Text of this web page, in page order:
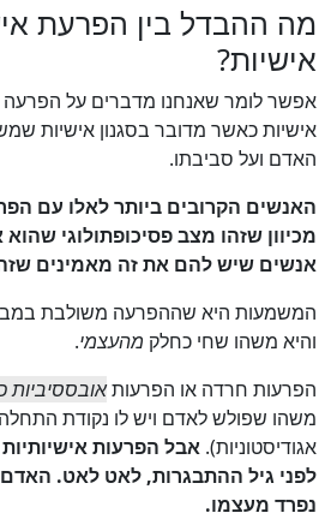
מה ההבדל בין הפרעת
אישיות?
אפשר לומר שאנחנו מדברים על הפרעה
אישיות כאשר מדובר בסגנון אישיות
האדם ועל סביבתו.
האנשים הקרובים ביותר לאלו עם
מכיוון שזהו מצב פסיכופתולוגי שהוא
אנשים שיש להם את זה מאמינים
המשמעות היא שההפרעה משולבת
והיא משהו שחי כחלק מהעצמי.
הפרעות חרדה או הפרעותאובססיביות
משהו שפולש לאדם ויש לו נקודת
אגודיסטוניות). אבל הפרעות
לפני גיל ההתבגרות, לאט לאט.
נפרד מעצמו.